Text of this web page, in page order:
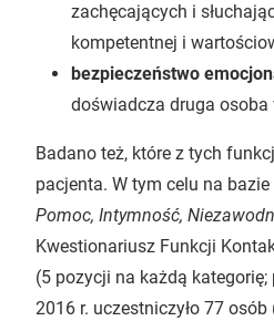
zachęcających i
kompetentnej i
bezpieczeństwo
doświadcza druga
Badano też, które z tych
pacjenta. W tym celu na
Pomoc, Intymność,
Kwestionariusz Funkcji
(5 pozycji na każdą
2016 r. uczestniczyło 77